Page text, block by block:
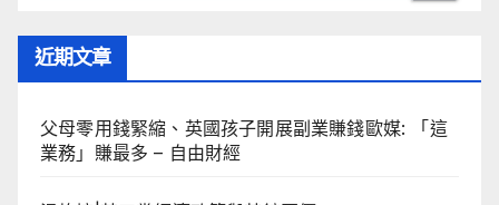
近期文章
父母零用錢緊縮、英國孩子開展副業賺錢歐媒: 「這
業務」賺最多 – 自由財經